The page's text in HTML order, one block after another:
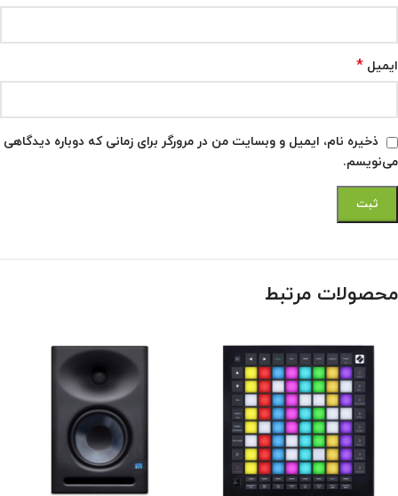
ایمیل *
ذخیره نام، ایمیل و وبسایت من در مرورگر برای زمانی که دوباره دیدگاهی
می‌نویسم.
محصولات مرتبط